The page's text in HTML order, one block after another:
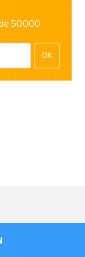
50000
OK